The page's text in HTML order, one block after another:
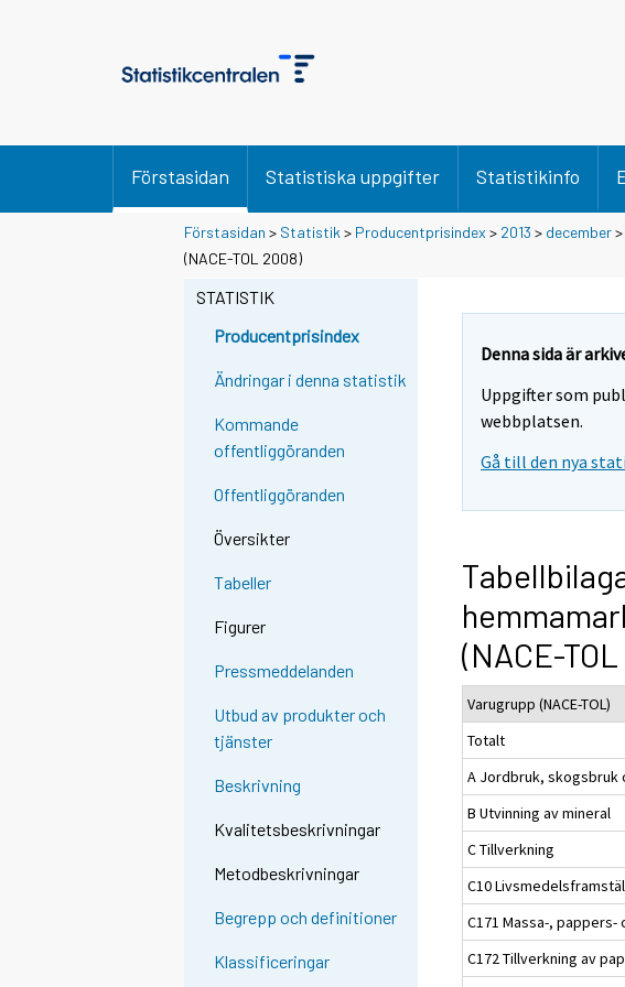
Förstasidan Statistiska uppgifter Statistikinfo
Förstasidan > Statistik > Producentprisindex > 2013 > december
(NACE-TOL 2008)
STATISTIK
Producentprisindex
Ändringar i denna statistik
Kommande
offentliggöranden
Offentliggöranden
Översikter
Tabeller
Figurer
Pressmeddelanden
Utbud av produkter och
tjänster
Beskrivning
Kvalitetsbeskrivningar
Metodbeskrivningar
Begrepp och definitioner
Klassificeringar
Denna sida är
Uppgifter som
webbplatsen.
Gå till den nya
(NACE-
Varugrupp (NACE-TOL)
Totalt
A Jordbruk, skogsbruk
B Utvinning av mineral
C Tillverkning
C10
C171 Massa-,
C172 Tillverkning av